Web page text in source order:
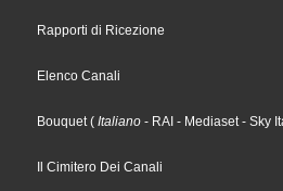
Rapporti di Ricezione
Elenco Canali
Bouquet( Italiano - RAI - Mediaset- Sky
Il Cimitero Dei Canali